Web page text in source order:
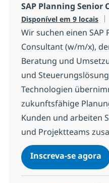
SAP Planning
Disponível em 9 locais
Wir suchen einen SAP
Consultant (w/m/x),
Beratung und
und
Technologien
zukunftsfähige
Kunden und arbeiten
und Projektteams
Inscreva-se agora